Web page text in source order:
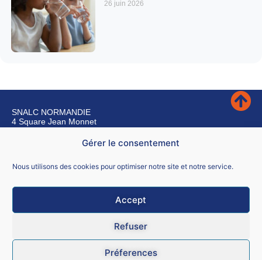
Gérer le consentement
Nous utilisons des cookies pour optimiser notre site et notre service.
Accept
Refuser
Préferences
26 juin 2026
SNALC NORMANDIE
4 Square Jean Monnet
76240 BONSECOURS
CGU